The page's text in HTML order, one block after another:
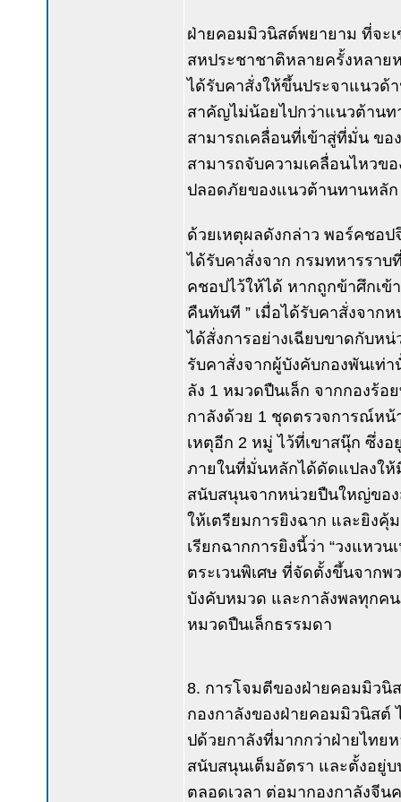
ฝ่ายคอมมิวนิสต์พยายาม ที่จะ
สหประชาชาติหลายครั้งหลา
ได้รับคาสั่งให้ขึ้นประจาแนว
สาคัญไม่น้อยไปกว่าแนวต้านท
สามารถเคลื่อนที่เข้าสู่ที่มั่น ขอ
สามารถจับความเคลื่อนไหวข
ปลอดภัยของแนวต้านทานหลั
ด้วยเหตุผลดังกล่าว พอร์คชอ
ได้รับคาสั่งจาก กรมทหารราบ
คชอปไว้ให้ได้ หากถูกข้าศึกเ
คืนทันที ” เมื่อได้รับคาสั่งจาก
ได้สั่งการอย่างเฉียบขาดกับห
รับคาสั่งจากผู้บังคับกองพันเท่
ลัง 1 หมวดปืนเล็ก จากกองร้อ
กาลังด้วย 1 ชุดตรวจการณ์ห
เหตุอีก 2 หมู่ ไว้ที่เขาสนุ๊ก ซึ่ง
ภายในที่มั่นหลักได้ดัดแปลงให้
สนับสนุนจากหน่วยปืนใหญ่ของ
ให้เตรียมการยิงฉาก และยิง
เรียกฉากการยิงนี้ว่า “วงแหว
ตระเวนพิเศษ ที่จัดตั้งขึ้นจากพ
บังคับหมวด และกาลังพลทุกค
หมวดปืนเล็กธรรมดา
8. การโจมตีของฝ่ายคอมมิวนิ
กองกาลังของฝ่ายคอมมิวนิสต์
ปด้วยกาลังที่มากกว่าฝ่ายไทย
สนับสนุนเต็มอัตรา และตั้งอยู่
ตลอดเวลา ต่อมากองกาลังจี